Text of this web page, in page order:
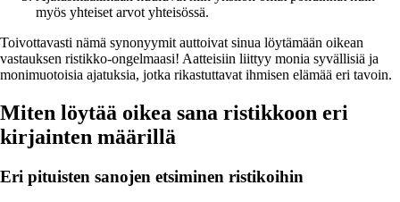
myös yhteiset arvot yhteisössä.
Toivottavasti nämä synonyymit auttoivat sinua löytämään oikean
vastauksen ristikko-ongelmaasi! Aatteisiin liittyy monia syvällisiä ja
monimuotoisia ajatuksia, jotka rikastuttavat ihmisen elämää eri tavoin.
Miten löytää oikea sana ristikkoon eri
kirjainten määrillä
Eri pituisten sanojen etsiminen ristikoihin